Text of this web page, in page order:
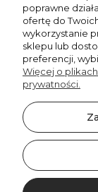
©2026
poprawne
ofertę do
wykorzystanie
sklepu lub
preferencji,
Więcej o
prywatności.
Zapisz się do
zaznacz pola
Akceptuję